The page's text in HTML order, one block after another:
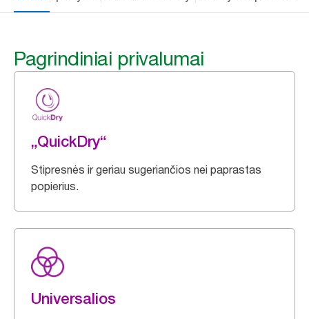
Pagrindiniai privalumai
„QuickDry“
Stipresnės ir geriau sugeriančios nei paprastas
popierius.
Universalios